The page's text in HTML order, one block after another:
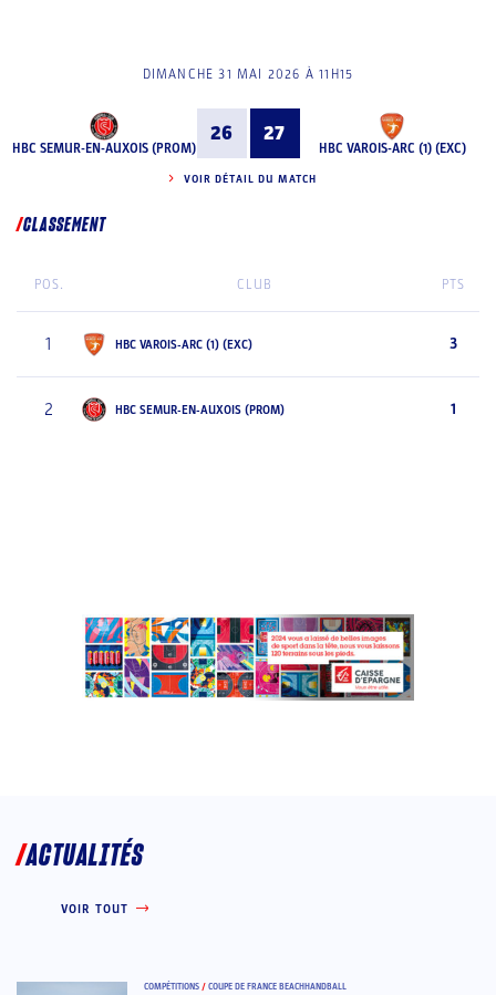
DIMANCHE 31 MAI 2026 À 11H15
HBC SEMUR-EN-AUXOIS (PROM)
26 27
HBC VAROIS-ARC (1) (EXC)
VOIR DÉTAIL DU MATCH
CLASSEMENT
POS. CLUB PTS
1 HBC VAROIS-ARC (1) (EXC) 3
2 HBC SEMUR-EN-AUXOIS (PROM) 1
ACTUALITÉS
VOIR TOUT
COMPÉTITIONS / COUPE DE FRANCE BEACHHANDBALL